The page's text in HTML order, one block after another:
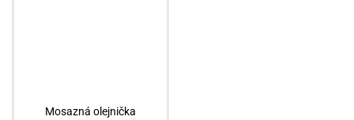
Bazar
Mosazná olejnička